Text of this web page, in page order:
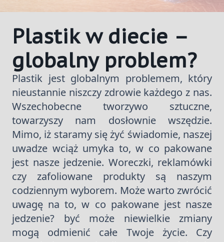
Plastik w diecie –
globalny problem?
Plastik jest globalnym problemem, który
nieustannie niszczy zdrowie każdego z nas.
Wszechobecne tworzywo sztuczne,
towarzyszy nam dosłownie wszędzie.
Mimo, iż staramy się żyć świadomie, naszej
uwadze wciąż umyka to, w co pakowane
jest nasze jedzenie. Woreczki, reklamówki
czy zafoliowane produkty są naszym
codziennym wyborem. Może warto zwrócić
uwagę na to, w co pakowane jest nasze
jedzenie? być może niewielkie zmiany
mogą odmienić całe Twoje życie. Czy